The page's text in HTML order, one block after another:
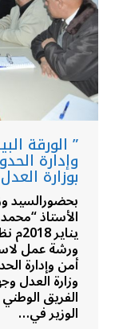
” الورقة
وإدارة
بوزارة العدل
بحضورالسيد
ورشة عمل
أمن وإدارة
وزارة العدل
الفريق
الوزير في…